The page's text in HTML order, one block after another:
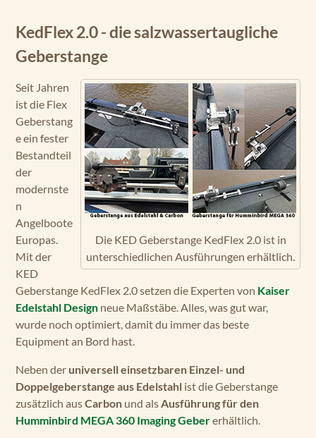
KedFlex 2.0 - die salzwassertaugliche
Geberstange
Die KED Geberstange KedFlex 2.0 ist in
unterschiedlichen Ausführungen erhältlich.
Seit Jahren
ist die Flex
Geberstang
e ein fester
Bestandteil
der
modernste
n
Angelboote
Europas.
Mit der
KED
Geberstange KedFlex 2.0 setzen die Experten von Kaiser
Edelstahl Design neue Maßstäbe. Alles, was gut war,
wurde noch optimiert, damit du immer das beste
Equipment an Bord hast.
Neben der universell einsetzbaren Einzel- und
Doppelgeberstange aus Edelstahl ist die Geberstange
zusätzlich ausCarbon und alsAusführung für den
Humminbird MEGA 360 Imaging Gebererhältlich.